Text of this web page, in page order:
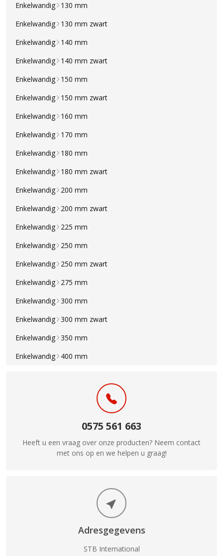
Enkelwandig
130 mm
Enkelwandig
130 mm zwart
Enkelwandig
140 mm
Enkelwandig
140 mm zwart
Enkelwandig
150 mm
Enkelwandig
150 mm zwart
Enkelwandig
160 mm
Enkelwandig
170 mm
Enkelwandig
180 mm
Enkelwandig
180 mm zwart
Enkelwandig
200 mm
Enkelwandig
200 mm zwart
Enkelwandig
225 mm
Enkelwandig
250 mm
Enkelwandig
250 mm zwart
Enkelwandig
275 mm
Enkelwandig 300 mm
Enkelwandig 300 mm zwart
Enkelwandig 350 mm
Enkelwandig
400 mm
0575 561 663
Heeft u een vraag over onze producten? Neem contact
met ons op en we helpen u graag!
Adresgegevens
STB International